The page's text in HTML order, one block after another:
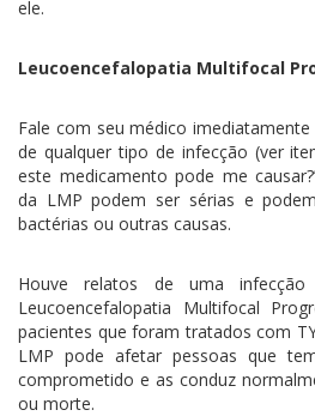
ele.
Leucoencefalopatia Multifocal
Fale com seu médico
de qualquer tipo de infecção (ver
este medicamento pode me
da LMP podem ser sérias e
bactérias ou outras causas.
Houve relatos de uma infecção
Leucoencefalopatia Multifocal
pacientes que foram tratados com
LMP pode afetar pessoas que
comprometido e as conduz
ou morte.